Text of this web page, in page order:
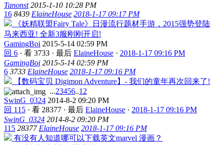
Tanonst 2015-1-10 10:28 PM
16 8439 ElaineHouse 2018-1-17 09:17 PM
《妖精联盟Fairy Tale》日漫流行题材手游，2015强势登陆
马来西亚! 全新3服刚刚开启!
GamingBoi 2015-5-14 02:59 PM
回 6 · 看 3733 · 最后 ElaineHouse · 2018-1-17 09:16 PM
GamingBoi 2015-5-14 02:59 PM
6 3733 ElaineHouse 2018-1-17 09:16 PM
【数码宝贝 Digimon Adventure】- 我们的童年再次回来了!
...23456..12
SwinG_0324 2014-8-2 09:20 PM
回 115 · 看 28377 · 最后 ElaineHouse · 2018-1-17 09:16 PM
SwinG_0324 2014-8-2 09:20 PM
115 28377 ElaineHouse 2018-1-17 09:16 PM
有没有人知道哪可以下载英文marvel 漫画？